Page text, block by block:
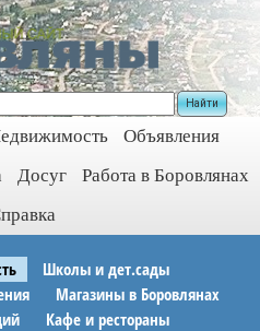
Найти
Объявления
Досуг
Работа в Боровлянах
Школы и дет.сады
Магазины в Боровлянах
Кафе и рестораны